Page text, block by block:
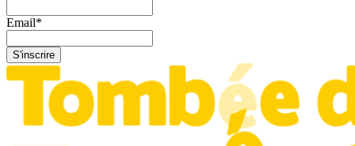
Email*
S'inscrire